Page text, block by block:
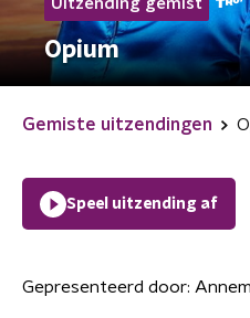
Uitzending gemist
Opium
Gemiste uitzendingen
Speel uitzending af
Gepresenteerd door: